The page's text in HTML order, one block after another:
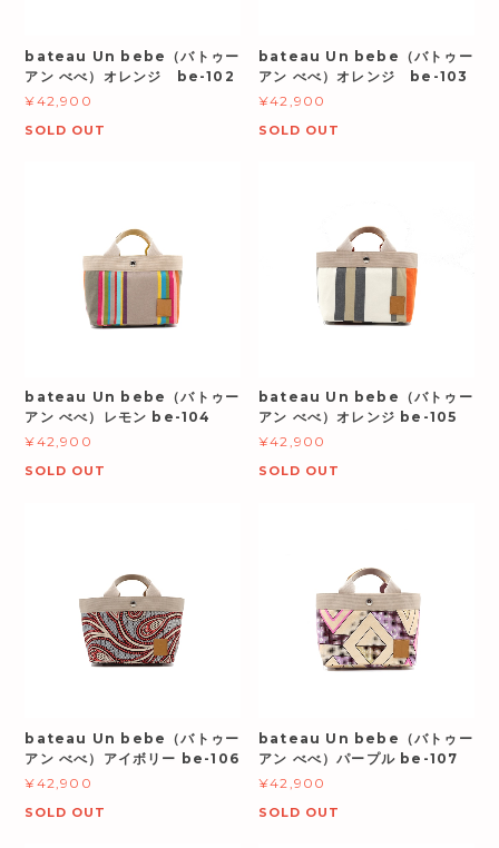
bateau Un bebe（バトゥー
アン べべ）オレンジ be-102
¥42,900
SOLD OUT
bateau Un bebe（バトゥー
アン べべ）オレンジ be-103
¥42,900
SOLD OUT
bateau Un bebe（バトゥー
アン べべ）レモン be-104
¥42,900
SOLD OUT
bateau Un bebe（バトゥー
アン べべ）オレンジ be-105
¥42,900
SOLD OUT
bateau Un bebe（バトゥー
アン べべ）アイボリー be-106
¥42,900
SOLD OUT
bateau Un bebe（バトゥー
アン べべ）パープル be-107
¥42,900
SOLD OUT